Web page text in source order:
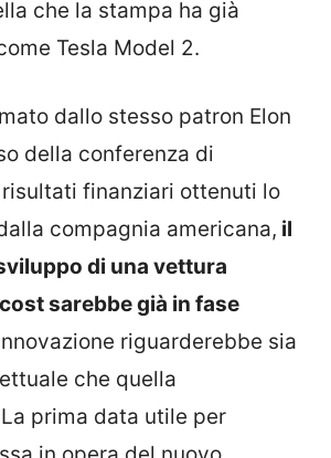
che la stampa ha già
Tesla Model 2.
dallo stesso patron Elon
della conferenza di
finanziari ottenuti lo
compagnia americana, il
di una vettura
sarebbe già in fase
riguarderebbe sia
che quella
prima data utile per